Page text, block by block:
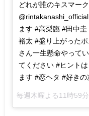
どれが誰のキスマー
ます #高梨臨 #田中
裕太 #盛り上がった
さん一生懸命やって
てください #ヒント
ます #恋ヘタ #好きの
毎週木曜よる11時59分